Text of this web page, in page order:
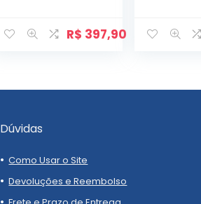
R$ 397,90
Dúvidas
Como Usar o Site
Devoluções e Reembolso